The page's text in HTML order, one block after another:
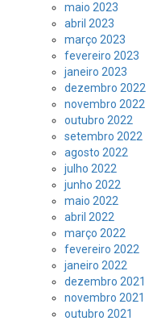
maio 2023
abril 2023
março 2023
fevereiro 2023
janeiro 2023
dezembro 2022
novembro 2022
outubro 2022
setembro 2022
agosto 2022
julho 2022
junho 2022
maio 2022
abril 2022
março 2022
fevereiro 2022
janeiro 2022
dezembro 2021
novembro 2021
outubro 2021